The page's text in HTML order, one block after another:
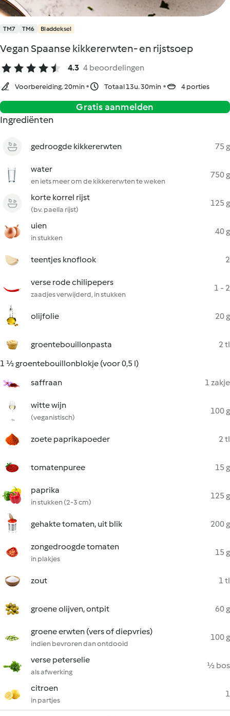
TM7 TM6 Bladdeksel
Vegan Spaanse kikkererwten- en rijstsoep
4.3 4 beoordelingen
Voorbereiding. 20min Totaal 13u. 30min 4 porties
Gratis aanmelden
Ingrediënten
gedroogde kikkererwten 75 g
water
en iets meer om de kikkererwten te weken
750 g
korte korrel rijst
(bv. paella rijst)
125 g
uien
in stukken
40 g
teentjes knoflook 2
verse rode chilipepers
zaadjes verwijderd, in stukken
1 - 2
olijfolie 20 g
groentebouillonpasta
2 tl
1 ½ groentebouillonblokje (voor 0,5 l)
saffraan
1 zakje
witte wijn
(veganistisch)
100 g
zoete paprikapoeder 2 tl
tomatenpuree 15 g
paprika
in stukken (2-3 cm)
125 g
gehakte tomaten, uit blik 200 g
zongedroogde tomaten
in plakjes
15 g
zout 1 tl
groene olijven, ontpit 60 g
groene erwten (vers of diepvries)
indien bevroren dan ontdooid
100 g
verse peterselie
als afwerking
½ bos
citroen
in partjes
1